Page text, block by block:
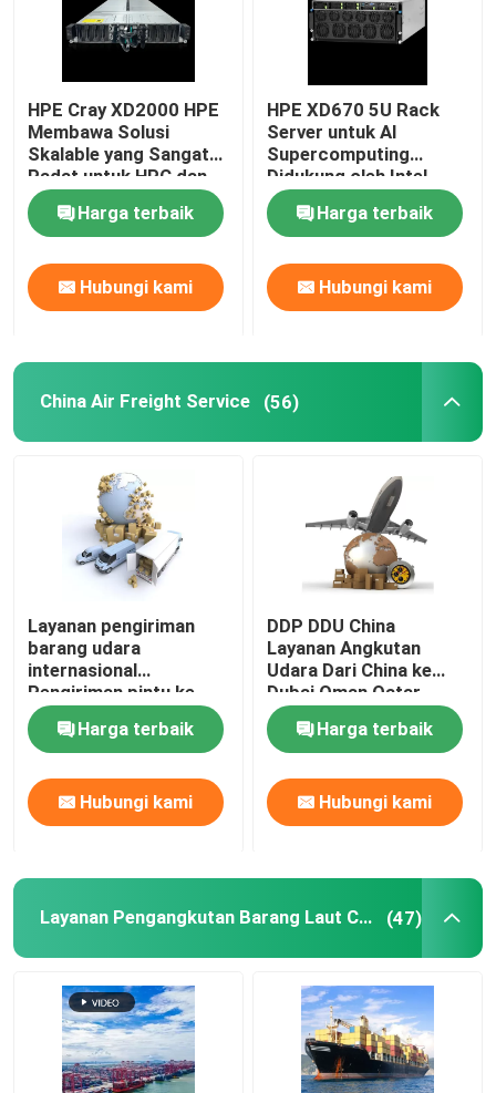
HPE Cray XD2000 HPE
Membawa Solusi
Skalable yang Sangat
Padat untuk HPC dan
AI Inferencing
WorkloadsHarga terbaik
Hubungi kami
HPE XD670 5U Rack
Server untuk AI
Supercomputing
Didukung oleh Intel
Xeon CPU dan Nvidia
Hopper GPUHarga terbaik
Hubungi kami
China Air Freight Service (56)
Layanan pengiriman
barang udara
internasional
Pengiriman pintu ke
pintu yang nyaman
Harga terbaik
Hubungi kami
DDP DDU China
Layanan Angkutan
Udara Dari China ke
Dubai Oman Qatar
Harga terbaik
Hubungi kami
Layanan Pengangkutan Barang Laut China (47)